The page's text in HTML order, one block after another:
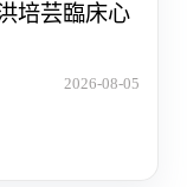
培芸臨床心
2026-08-05